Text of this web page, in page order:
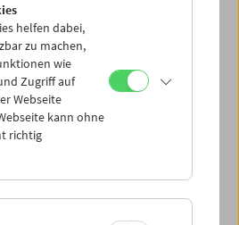
können Sie sich per
wenden.
helfen dabei,
zu machen,
wie
Zugriff auf
Webseite
kann ohne
richtig